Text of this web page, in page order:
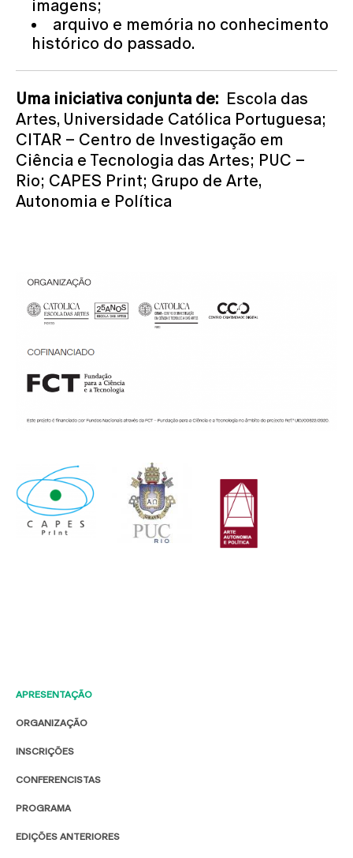
APRESENTAÇÃO
ORGANIZAÇÃO
INSCRIÇÕES
CONFERENCISTAS
PROGRAMA
EDIÇÕES ANTERIORES
imagens;
arquivo e memória no conhecimento
histórico do passado.
Uma iniciativa conjunta de: Escola das
Artes, Universidade Católica Portuguesa;
CITAR – Centro de Investigação em
Ciência e Tecnologia das Artes; PUC –
Rio; CAPES Print; Grupo de Arte,
Autonomia e Política